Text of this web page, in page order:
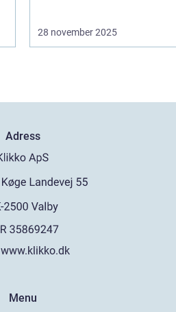
28 november 2025
Adress
www.klikko.dk
Menu